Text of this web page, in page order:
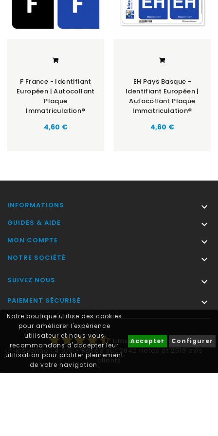
Notre boutique utilise des cookies
pour améliorer l'expérience
utilisateur et nous vous
recommandons d'accepter leur
utilisation pour profiter pleinement
de votre navigation.
Accepter Configurer
F France - Identifiant
Européen | Autocollant
Plaque
Immatriculation®
Prix
4,60 €
EH Pays Basque -
Identifiant Européen |
Autocollant Plaque
Immatriculation®
Prix
4,60 €
INFORMATIONS 
GUIDES & AIDE 
MON COMPTE 
NOTRE SOCIÉTÉ 
SUIVEZ NOUS 
PAIEMENT SÉCURISÉ 
starstarstarstarstar_half blasonimmat® -
Moyenne :4.9/5- Basée sur 2842notes et2519avis
clients